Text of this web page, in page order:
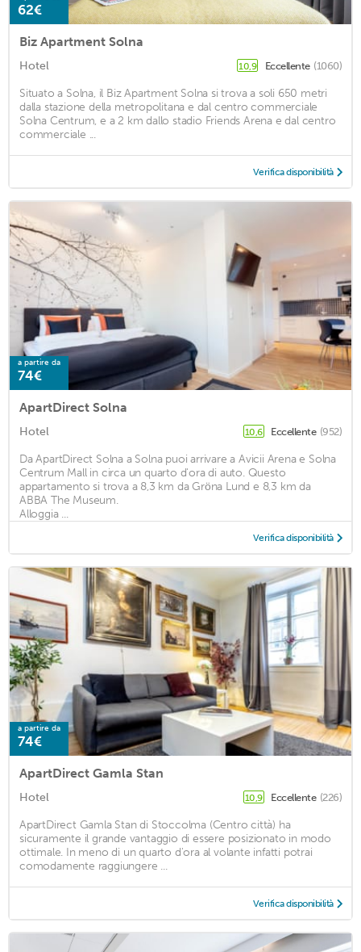
62€
Biz Apartment Solna
Hotel 10,9 Eccellente (1060)
Situato a Solna, il Biz Apartment Solna si trova a soli 650 metri
dalla stazione della metropolitana e dal centro commerciale
Solna Centrum, e a 2 km dallo stadio Friends Arena e dal centro
commerciale ...
Verifica disponibilità
a partire da
74€
ApartDirect Solna
Hotel 10,6 Eccellente (952)
Da ApartDirect Solna a Solna puoi arrivare a Avicii Arena e Solna
Centrum Mall in circa un quarto d'ora di auto. Questo
appartamento si trova a 8,3 km da Gröna Lund e 8,3 km da
ABBA The Museum.
Alloggia ...
Verifica disponibilità
a partire da
74€
ApartDirect Gamla Stan
Hotel 10,9 Eccellente (226)
ApartDirect Gamla Stan di Stoccolma (Centro città) ha
sicuramente il grande vantaggio di essere posizionato in modo
ottimale. In meno di un quarto d'ora al volante infatti potrai
comodamente raggiungere ...
Verifica disponibilità